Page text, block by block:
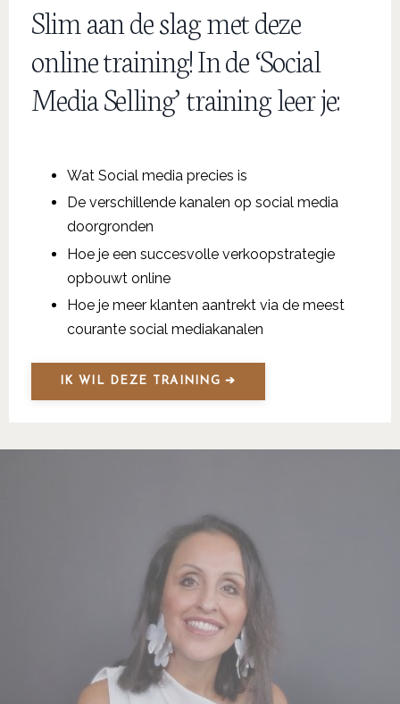
Slim aan de slag met deze
online training! In de ‘Social
Media Selling’ training leer je:
Wat Social media precies is
De verschillende kanalen op social media
doorgronden
Hoe je een succesvolle verkoopstrategie
opbouwt online
Hoe je meer klanten aantrekt via de meest
courante social mediakanalen
IK WIL DEZE TRAINING ➔